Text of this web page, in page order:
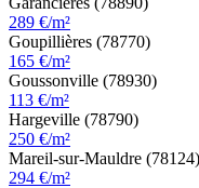
289 €/m²
Goupillières (78770)
165 €/m²
Goussonville (78930)
113 €/m²
Hargeville (78790)
250 €/m²
Mareil-sur-Mauldre (78124)
294 €/m²